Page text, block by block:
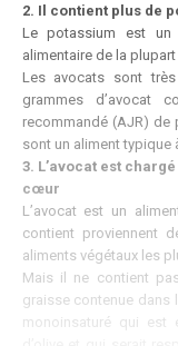
2. Il contient plus de
Le potassium est
alimentaire de la
Les avocats sont
grammes d’avocat
recommandé (AJR) de
sont un aliment typique
3. L’avocat est
cœur
L’avocat est un
contient proviennent
aliments végétaux les
Mais il ne contient
graisse contenue dans
monoinsaturé qui est